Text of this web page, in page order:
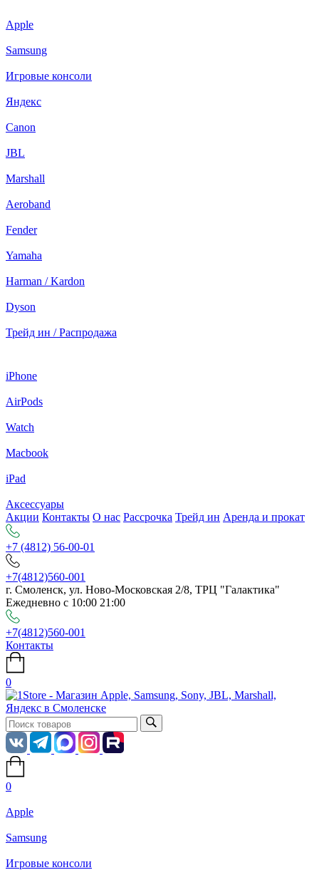
Apple
Samsung
Игровые консоли
Яндекс
Canon
JBL
Marshall
Aeroband
Fender
Yamaha
Harman / Kardon
Dyson
Трейд ин / Распродажа
iPhone
AirPods
Watch
Macbook
iPad
Аксессуары
Акции Контакты О нас Рассрочка Трейд ин Аренда и прокат
+7 (4812) 56-00-01
+7(4812)560-001
г. Смоленск, ул. Ново-Московская 2/8, ТРЦ "Галактика"
Ежедневно с 10:00 21:00
+7(4812)560-001
Контакты
0
0
Apple
Samsung
Игровые консоли